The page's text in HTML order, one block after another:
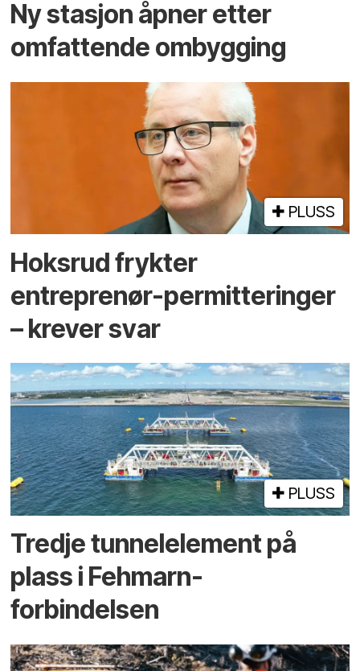
Ny stasjon åpner etter
omfattende ombygging
PLUSS
Hoksrud frykter
entreprenør-permitteringer
– krever svar
PLUSS
Tredje tunnel­element på
plass i Fehmarn-
forbindelsen